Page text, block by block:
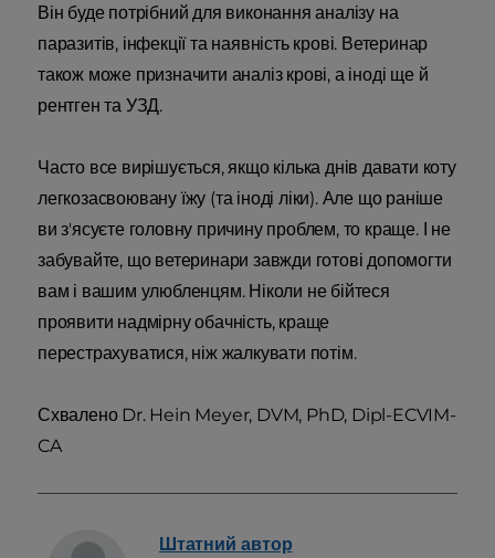
Він буде потрібний для виконання аналізу на
паразитів, інфекції та наявність крові. Ветеринар
також може призначити аналіз крові, а іноді ще й
рентген та УЗД.
Часто все вирішується, якщо кілька днів давати коту
легкозасвоювану їжу (та іноді ліки). Але що раніше
ви з'ясуєте головну причину проблем, то краще. І не
забувайте, що ветеринари завжди готові допомогти
вам і вашим улюбленцям. Ніколи не бійтеся
проявити надмірну обачність, краще
перестрахуватися, ніж жалкувати потім.
Схвалено Dr. Hein Meyer, DVM, PhD, Dipl-ECVIM-
CA
Штатний автор